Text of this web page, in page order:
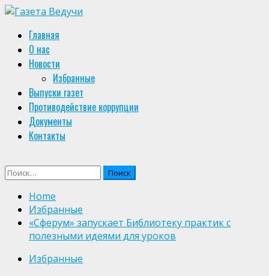
Skip
content
Primary
Menu
Главная
О нас
Новости
Избранные
Выпуски газет
Противодействие коррупции
Документы
Контакты
Найти:
Home
Избранные
«Сферум» запускает Библиотеку практик с
полезными идеями для уроков
Избранные